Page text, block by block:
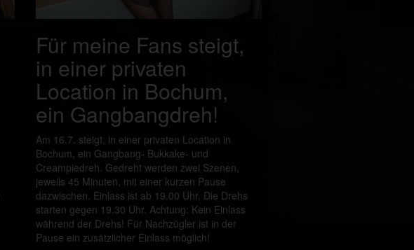
Für meine Fans steigt,
in einer privaten
Location in Bochum,
ein Gangbangdreh!
Am 16.7. steigt, in einer privaten Location in
Bochum, ein Gangbang- Bukkake- und
Creampiedreh. Gedreht werden zwei Szenen,
jeweils 45 Minuten, mit einer kurzen Pause
dazwischen. Einlass ist ab 19.00 Uhr. Die Drehs
starten gegen 19.30 Uhr. Achtung: Kein Einlass
während der Drehs! Für Nachzügler ist in der
Pause ein zusätzlicher Einlass möglich!